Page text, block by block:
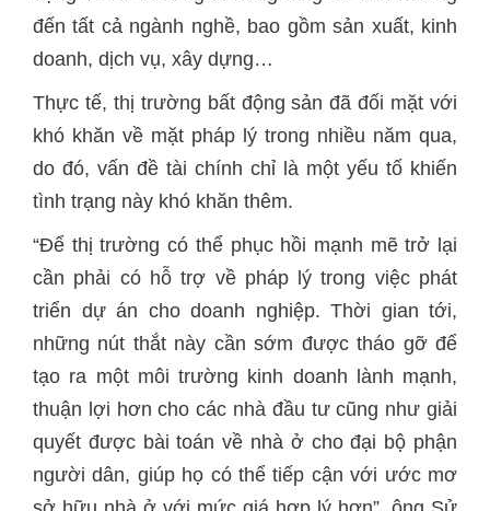
đến tất cả ngành nghề, bao gồm sản xuất, kinh
doanh, dịch vụ, xây dựng…
Thực tế, thị trường bất động sản đã đối mặt với
khó khăn về mặt pháp lý trong nhiều năm qua,
do đó, vấn đề tài chính chỉ là một yếu tố khiến
tình trạng này khó khăn thêm.
“Để thị trường có thể phục hồi mạnh mẽ trở lại
cần phải có hỗ trợ về pháp lý trong việc phát
triển dự án cho doanh nghiệp. Thời gian tới,
những nút thắt này cần sớm được tháo gỡ để
tạo ra một môi trường kinh doanh lành mạnh,
thuận lợi hơn cho các nhà đầu tư cũng như giải
quyết được bài toán về nhà ở cho đại bộ phận
người dân, giúp họ có thể tiếp cận với ước mơ